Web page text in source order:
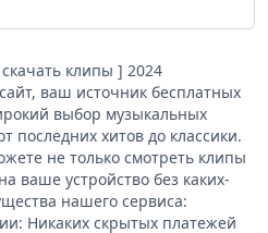
клипы ] 2024
ваш источник бесплатных
выбор музыкальных
последних хитов до классики.
не только смотреть клипы
ваше устройство без каких-
нашего сервиса:
Никаких скрытых платежей